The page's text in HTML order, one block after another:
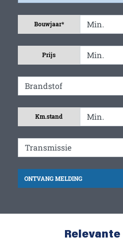
Bouwjaar*
Prijs
Km.stand
ONTVANG MELDING
Relevante